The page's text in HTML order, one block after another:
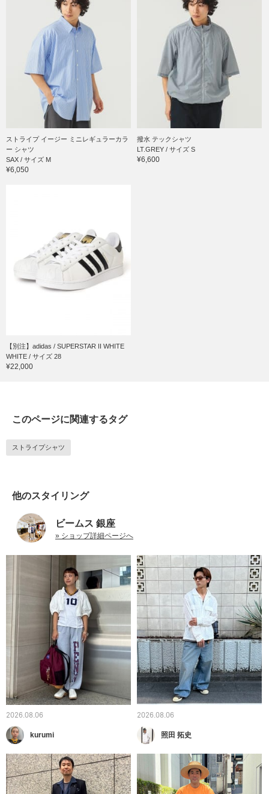
ストライプ イージー ミニレギュラーカラ
ー シャツ
SAX / サイズ M
¥6,050
撥水 テックシャツ
LT.GREY / サイズ S
¥6,600
【別注】adidas / SUPERSTAR II WHITE
WHITE / サイズ 28
¥22,000
このページに関連するタグ
ストライプシャツ
他のスタイリング
ビームス 銀座
» ショップ詳細ページへ
2026.08.06
kurumi
2026.08.06
照田 拓史